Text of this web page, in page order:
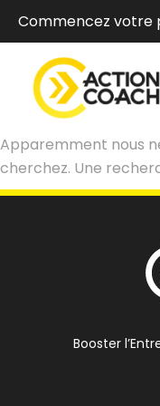
Commencez votre
Apparemment nous
cherchez. Une
Booster